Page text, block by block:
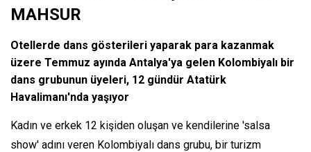
MAHSUR
Otellerde dans gösterileri yaparak para kazanmak
üzere Temmuz ayında Antalya'ya gelen Kolombiyalı bir
dans grubunun üyeleri, 12 gündür Atatürk
Havalimanı'nda yaşıyor
Kadın ve erkek 12 kişiden oluşan ve kendilerine 'salsa
show' adını veren Kolombiyalı dans grubu, bir turizm